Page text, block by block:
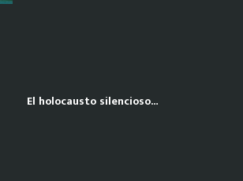
El holocausto silencioso…